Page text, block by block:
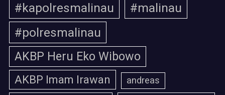
#kapolresmalinau
#malinau
#polresmalinau
AKBP Heru Eko Wibowo
AKBP Imam Irawan andreas